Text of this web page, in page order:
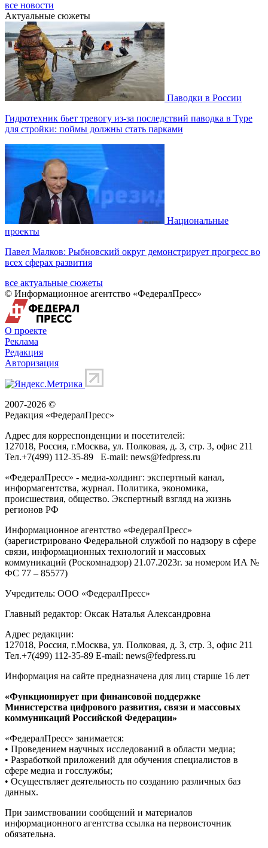
все новости
Актуальные сюжеты
Паводки в России
Гидротехник бьет тревогу из-за последствий паводка в Туре
для стройки: поймы должны стать парками
Национальные
проекты
Павел Малков: Рыбновский округ демонстрирует прогресс во
всех сферах развития
все актуальные сюжеты
© Информационное агентство «ФедералПресс»
О проекте
Реклама
Редакция
Авторизация
2007-2026 ©
Редакция «ФедералПресс»
Адрес для корреспонденции и посетителей:
127018, Россия, г.Москва, ул. Полковая, д. 3, стр. 3, офис 211
Тел.+7(499) 112-35-89 E-mail: news@fedpress.ru
«ФедералПресс» - медиа-холдинг: экспертный канал,
информагентства, журнал. Политика, экономика,
происшествия, общество. Экспертный взгляд на жизнь
регионов РФ
Информационное агентство «ФедералПресс»
(зарегистрировано Федеральной службой по надзору в сфере
связи, информационных технологий и массовых
коммуникаций (Роскомнадзор) 21.07.2023г. за номером ИА №
ФС 77 – 85577)
Учредитель: ООО «ФедералПресс»
Главный редактор: Оксак Наталья Александровна
Адрес редакции:
127018, Россия, г.Москва, ул. Полковая, д. 3, стр. 3, офис 211
Тел.+7(499) 112-35-89 E-mail: news@fedpress.ru
Информация на сайте предназначена для лиц старше 16 лет
«Функционирует при финансовой поддержке
Министерства цифрового развития, связи и массовых
коммуникаций Российской Федерации»
«ФедералПресс» занимается:
• Проведением научных исследований в области медиа;
• Разработкой приложений для обучения специалистов в
сфере медиа и госслужбы;
• Осуществляет деятельность по созданию различных баз
данных.
При заимствовании сообщений и материалов
информационного агентства ссылка на первоисточник
обязательна.